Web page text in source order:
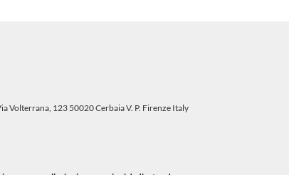
Volterrana, 123 50020 Cerbaia V. P. Firenze Italy